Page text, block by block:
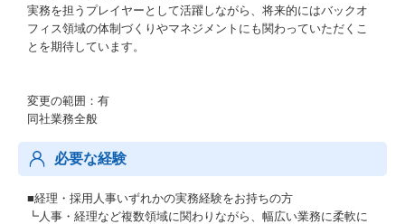
実務を担うプレイヤーとして活躍しながら、将来的にはバックオ
フィス領域の体制づくりやマネジメントにも関わっていただくこ
とを期待しています。
変更の範囲：有
同社業務全般
必要な経験
■経理・採用人事いずれかの実務経験をお持ちの方
┗人事・経理など複数領域に関わりながら、幅広い業務に柔軟に